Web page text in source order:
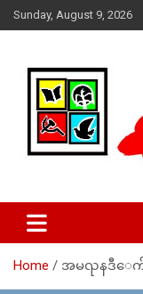
Skip
to
Sunday, August 9, 2026
MoeMaKa
Media
ယ္ေရး – အမွတ္ ၂၅၄
(ဖုုံး – ၀၉ ၂၅၂ ၂၄၉
ဇာေစ်းသစ္ ။ ၀၉ ၇၈
Home အမၺနဒီေက်